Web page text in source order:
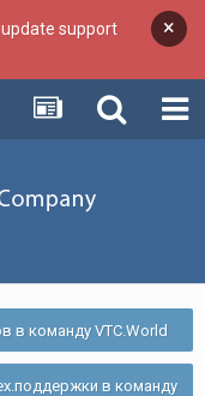
support
×
в команду VTC.World
в команду